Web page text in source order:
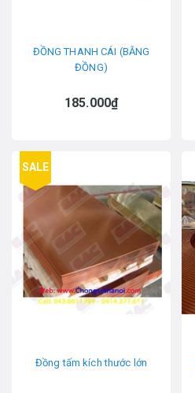
ĐỒNG THANH CÁI (BẰNG
ĐỒNG)
185.000₫
SALE
Đồng tấm kích thước lớn